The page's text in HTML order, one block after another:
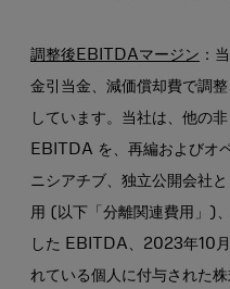
調整後EBITDAマージン ：
金引当金、減価償却費で調
しています。当社は、他の
EBITDA を、再編およびオ
ニシアチブ、独立公開会社
用 (以下「分離関連費用」)
した EBITDA、2023年10
れている個人に付与された